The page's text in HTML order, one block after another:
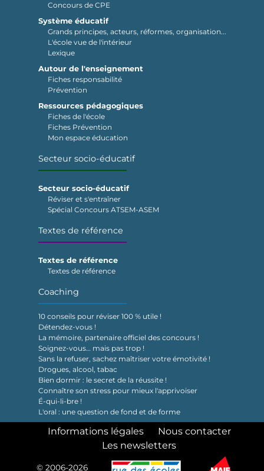
Concours de CPE
Système éducatif
Grands principes, acteurs, réformes, organisation...
L'école vue de l'intérieur
Lexique
Autour de l'enseignement
Fiches responsabilité
Prévention
Ressources pédagogiques
Fiches de l'école
Fiches Prévention
Mon espace éducation
Secteur socio-éducatif
Secteur socio-éducatif
Réviser et s'entraîner
Spécial Concours ATSEM-ASEM
Textes de référence
Textes de référence
Textes de référence
Coaching
10 conseils pour réviser 100 % utile !
Détendez-vous !
La mémoire, partenaire officiel des concours !
Soignez-vous… mais pas trop !
Sans la refuser, sachez maîtriser votre émotivité !
Drogues, alcool, tabac
Bien dormir : le secret de la réussite !
Connaître son stress pour mieux l'apprivoiser
É-qui-li-bre !
L'oral : une question de fond et de forme
Informations légales
Nous contacter
Les newsletters
© 2006-2026